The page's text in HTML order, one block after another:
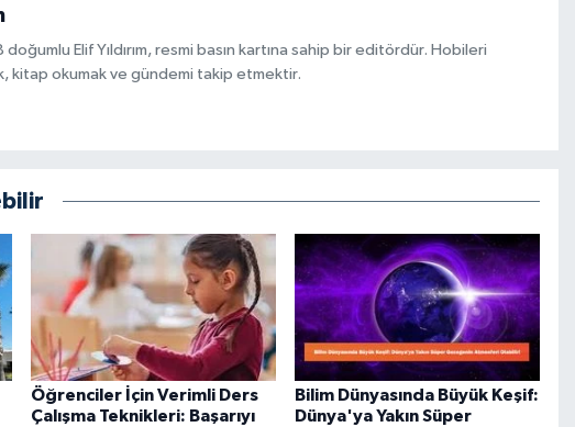
Elif Yıldırım, resmi basın kartına sahip bir editördür. Hobileri
kitap okumak ve gündemi takip etmektir.
Öğrenciler İçin Verimli Ders
Çalışma Teknikleri: Başarıyı
Bilim Dünyasında Büyük Keşif:
Dünya'ya Yakın Süper